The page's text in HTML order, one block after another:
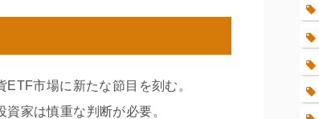
市場に新たな節目を刻む。
資家は慎重な判断が必要。